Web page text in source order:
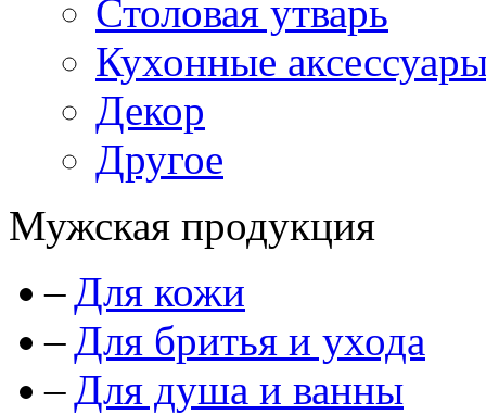
Столовая утварь
Кухонные
Декор
Другое
Мужская продукция
Для кожи
Для бритья и ухода
Для душа и ванны